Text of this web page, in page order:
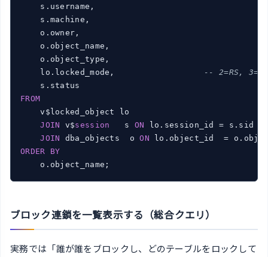
    s.username,
    s.machine,
    o.owner,
    o.object_name,
    o.object_type,
    lo.locked_mode,
-- 2=RS,
FROM
    v$locked_object lo
JOIN v$session
   s
ON
lo.session_id = s.sid
JOIN dba_objects  o ON
ORDER
BY
ブロック連鎖を一覧表示する（総合クエリ）
実務では「誰が誰をブロックし、どのテーブルをロックして